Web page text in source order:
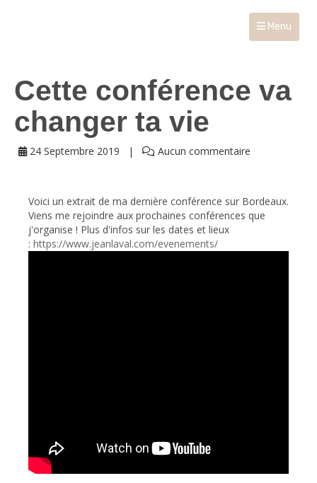
Menu
Cette conférence va
changer ta vie
24 Septembre 2019 Aucun commentaire
Voici un extrait de ma dernière conférence sur Bordeaux.
Viens me rejoindre aux prochaines conférences que
j'organise ! Plus d'infos sur les dates et lieux
: https://www.jeanlaval.com/evenements/